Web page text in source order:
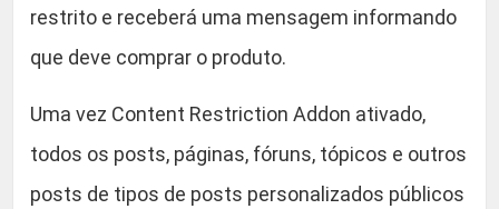
c
i
o
A
d
restrito e receberá uma mensagem informando
que deve comprar o produto.
Uma vez Content Restriction Addon ativado,
todos os posts, páginas, fóruns, tópicos e outros
posts de tipos de posts personalizados públicos